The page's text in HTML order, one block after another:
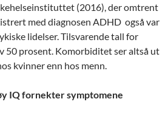
(2016), der omtrent
med diagnosen ADHD også var
lidelser. Tilsvarende tall for
50 prosent. Komorbiditet ser altså ut
kvinner enn hos menn.
IQ fornekter symptomene